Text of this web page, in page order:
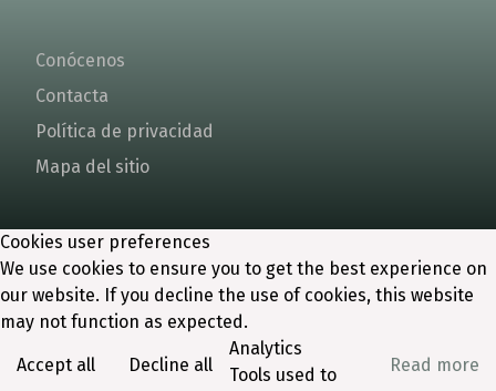
Conócenos
Contacta
Política de privacidad
Mapa del sitio
Cookies user preferences
We use cookies to ensure you to get the best experience on
our website. If you decline the use of cookies, this website
may not function as expected.
Accept all Decline all Read more
Analytics
Tools used to